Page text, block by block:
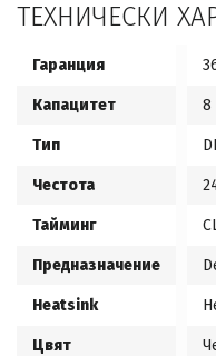
ТЕХНИЧЕСКИ
Гаранция
Капацитет 8
Тип
Честота
Тайминг
Предназначение
Heatsink
Цвят